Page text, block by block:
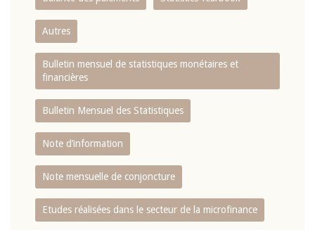
Autres
Bulletin mensuel de statistiques monétaires et
financières
Bulletin Mensuel des Statistiques
Note d’information
Note mensuelle de conjoncture
Etudes réalisées dans le secteur de la microfinance